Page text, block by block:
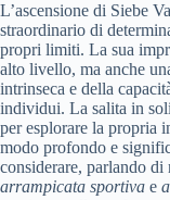
L’ascensione di Siebe
straordinario di
propri limiti. La sua
alto livello, ma anche
intrinseca e della
individui. La salita in
per esplorare la propria
modo profondo e
considerare, parlando
arrampicata sportiva e